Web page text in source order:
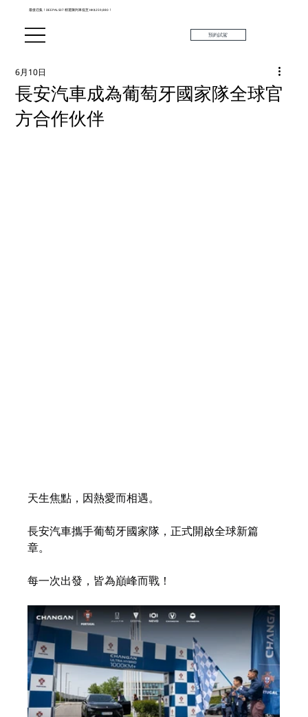
最後召集！DEEPAL S07 精選陳列車低至 HK$259,880！
預約試駕
長安汽車成為葡萄牙國家隊全球官
方合作伙伴
6月10日
天生焦點，因熱愛而相遇。
長安汽車攜手葡萄牙國家隊，正式開啟全球新篇
章。
每一次出發，皆為巔峰而戰！